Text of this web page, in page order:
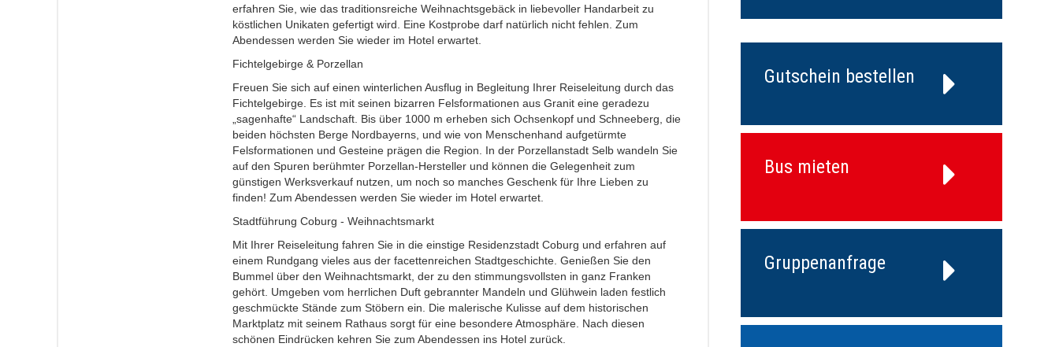
erfahren Sie, wie das traditionsreiche Weihnachtsgebäck in liebevoller Handarbeit zu
köstlichen Unikaten gefertigt wird. Eine Kostprobe darf natürlich nicht fehlen. Zum
Abendessen werden Sie wieder im Hotel erwartet.
Fichtelgebirge & Porzellan
Freuen Sie sich auf einen winterlichen Ausflug in Begleitung Ihrer Reiseleitung durch das
Fichtelgebirge. Es ist mit seinen bizarren Felsformationen aus Granit eine geradezu
„sagenhafte“ Landschaft. Bis über 1000 m erheben sich Ochsenkopf und Schneeberg, die
beiden höchsten Berge Nordbayerns, und wie von Menschenhand aufgetürmte
Felsformationen und Gesteine prägen die Region. In der Porzellanstadt Selb wandeln Sie
auf den Spuren berühmter Porzellan-Hersteller und können die Gelegenheit zum
günstigen Werksverkauf nutzen, um noch so manches Geschenk für Ihre Lieben zu
finden! Zum Abendessen werden Sie wieder im Hotel erwartet.
Stadtführung Coburg - Weihnachtsmarkt
Mit Ihrer Reiseleitung fahren Sie in die einstige Residenzstadt Coburg und erfahren auf
einem Rundgang vieles aus der facettenreichen Stadtgeschichte. Genießen Sie den
Bummel über den Weihnachtsmarkt, der zu den stimmungsvollsten in ganz Franken
gehört. Umgeben vom herrlichen Duft gebrannter Mandeln und Glühwein laden festlich
geschmückte Stände zum Stöbern ein. Die malerische Kulisse auf dem historischen
Marktplatz mit seinem Rathaus sorgt für eine besondere Atmosphäre. Nach diesen
schönen Eindrücken kehren Sie zum Abendessen ins Hotel zurück.
Gutschein bestellen
Bus mieten
Gruppenanfrage